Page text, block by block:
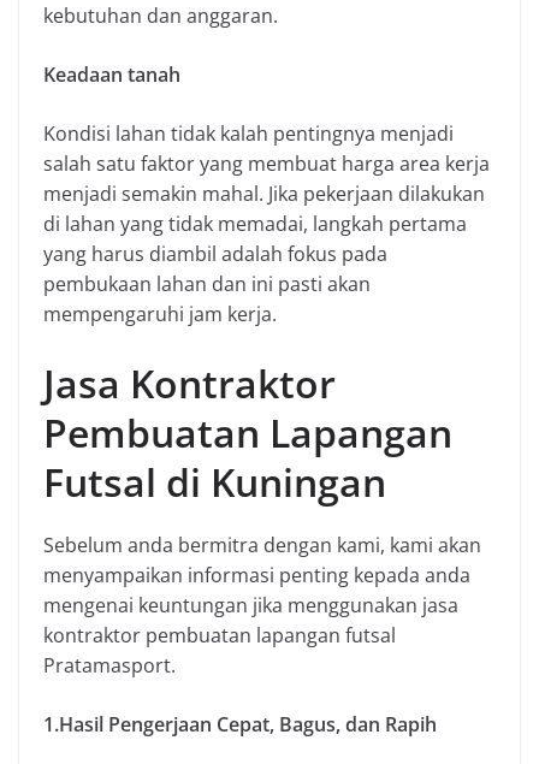
kebutuhan dan anggaran.
Keadaan tanah
Kondisi lahan tidak kalah pentingnya menjadi
salah satu faktor yang membuat harga area kerja
menjadi semakin mahal. Jika pekerjaan dilakukan
di lahan yang tidak memadai, langkah pertama
yang harus diambil adalah fokus pada
pembukaan lahan dan ini pasti akan
mempengaruhi jam kerja.
Jasa Kontraktor
Pembuatan Lapangan
Futsal di Kuningan
Sebelum anda bermitra dengan kami, kami akan
menyampaikan informasi penting kepada anda
mengenai keuntungan jika menggunakan jasa
kontraktor pembuatan lapangan futsal
Pratamasport.
1.Hasil Pengerjaan Cepat, Bagus, dan Rapih